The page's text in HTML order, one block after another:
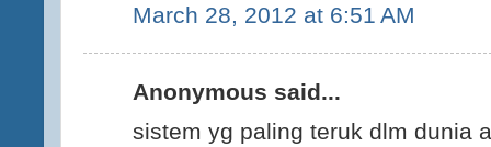
March 28, 2012 at 6:51 AM
Anonymous said...
sistem yg paling teruk dlm dunia